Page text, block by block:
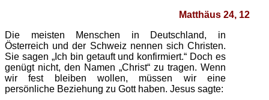
Matthäus 24, 12
Die meisten Menschen in Deutschland, in
Österreich und der Schweiz nennen sich Christen.
Sie sagen „Ich bin getauft und konfirmiert.“ Doch es
genügt nicht, den Namen „Christ“ zu tragen. Wenn
wir fest bleiben wollen, müssen wir eine
persönliche Beziehung zu Gott haben. Jesus sagte: